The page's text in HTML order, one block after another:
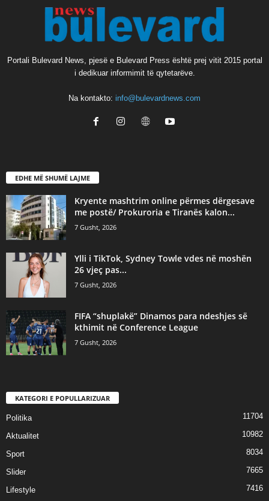
Portali Bulevard News, pjesë e Bulevard Press është prej vitit 2015 portal
i dedikuar informimit të qytetarëve.
Na kontakto: info@bulevardnews.com
EDHE MË SHUMË LAJME
Kryente mashtrim online përmes dërgesave
me postë/ Prokuroria e Tiranës kalon...
7 Gusht, 2026
Ylli i TikTok, Sydney Towle vdes në moshën
26 vjeç pas...
7 Gusht, 2026
FIFA “shuplakë” Dinamos para ndeshjes së
kthimit në Conference League
7 Gusht, 2026
KATEGORI E POPULLARIZUAR
Politika 11704
Aktualitet 10982
Sport 8034
Slider 7665
Lifestyle 7416